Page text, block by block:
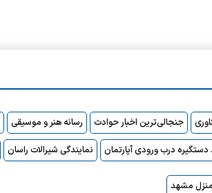
جنجالی‌ترین اخبار حوادث رسانه هنر و موسیقی
دستگیره درب ورودی آپارتمان نمایندگی شیرالات راسان
منزل مشهد